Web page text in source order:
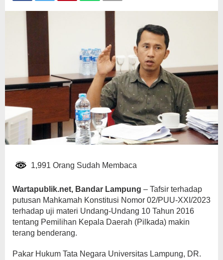
Bisa
Pada
Pilkada
2024
1,991 Orang Sudah Membaca
Wartapublik.net, Bandar Lampung – Tafsir terhadap
putusan Mahkamah Konstitusi Nomor 02/PUU-XXI/2023
terhadap uji materi Undang-Undang 10 Tahun 2016
tentang Pemilihan Kepala Daerah (Pilkada) makin
terang benderang.
Pakar Hukum Tata Negara Universitas Lampung, DR.